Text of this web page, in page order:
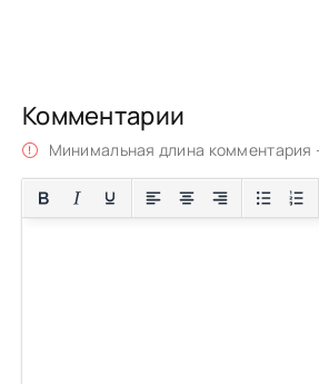
Комментарии
Минимальная длина комментария -